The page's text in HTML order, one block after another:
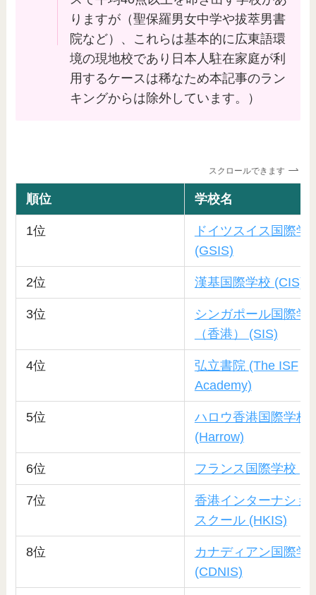
りますが（聖保羅男女中学や拔萃男書
院など）、これらは基本的に広東語環
境の現地校であり日本人駐在家庭が利
用するケースは稀なため本記事のラン
キングからは除外しています。）
スクロールできます
順位 学校名
1位
ドイツスイス国際学
(GSIS)
2位 漢基国際学校 (CIS)
3位
シンガポール国際学
（香港） (SIS)
4位
弘立書院 (The ISF
Academy)
5位
ハロウ香港国際学校
(Harrow)
6位 フランス国際学校
7位
香港インターナショ
スクール (HKIS)
8位
カナディアン国際学
(CDNIS)